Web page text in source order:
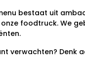
bestaat uit
foodtruck. We
verwachten? Denk